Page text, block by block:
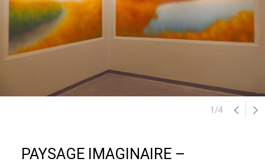
1 /4
PAYSAGE IMAGINAIRE –